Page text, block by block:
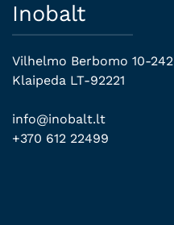
Inobalt
Vilhelmo Berbomo 10-242
Klaipeda LT-92221
info@inobalt.lt
+370 612 22499